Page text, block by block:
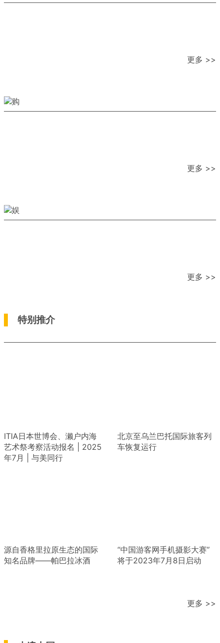
更多 >>
更多 >>
更多 >>
特别推介
ITIA日本世博会、濑户内海
艺术祭考察活动报名 | 2025
年7月 | 与美同行
北京至乌兰巴托国际旅客列
车恢复运行
源自香格里拉原生态的国际
知名品牌——帕巴拉冰酒
“中国游客网手机摄影大赛”
将于2023年7月8日启动
更多 >>